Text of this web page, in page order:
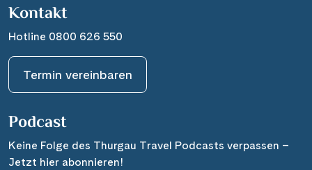
Kontakt
Hotline 0800 626 550
Termin vereinbaren
Podcast
Keine Folge des Thurgau Travel Podcasts verpassen –
Jetzt hier abonnieren!